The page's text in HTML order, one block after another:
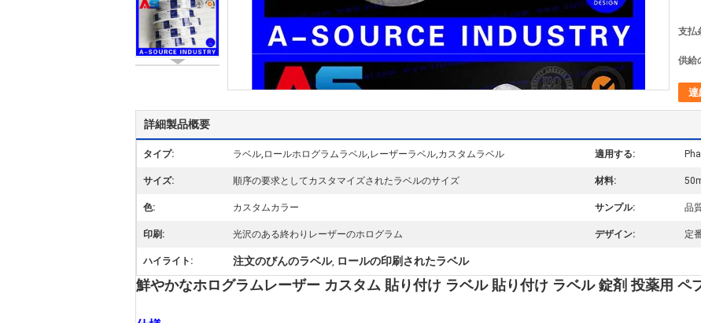
支払
供給
連
詳細製品概要
タイプ: ラベル,ロールホログラムラベル,レーザーラベル,カスタムラベル 適用する:
サイズ: 順序の要求としてカスタマイズされたラベルのサイズ 材料:
色: カスタムカラー サンプル: 品
印刷: 光沢のある終わりレーザーのホログラム デザイン: 定
ハイライト: 注文のびんのラベル, ロールの印刷されたラベル
鮮やかなホログラムレーザー カスタム 貼り付け ラベル 貼り付け ラベル 錠剤 投薬用 ペ